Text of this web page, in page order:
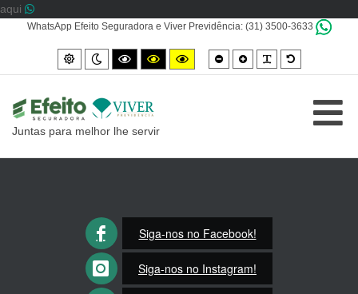
aqui
WhatsApp Efeito Seguradora e Viver Previdência: (31) 3500-3633
Default
mode
Night
mode
High
contrast
High
contrast
High
contrast
Smaller
font
Larger
font
Default
font
Juntas para melhor lhe servir
Siga-nos no Facebook!
Siga-nos no Instagram!